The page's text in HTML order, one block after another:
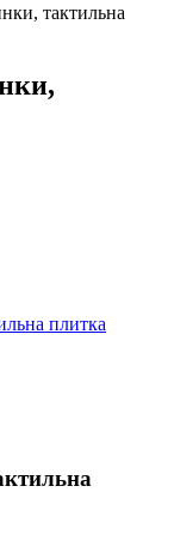
тактильна
плитка